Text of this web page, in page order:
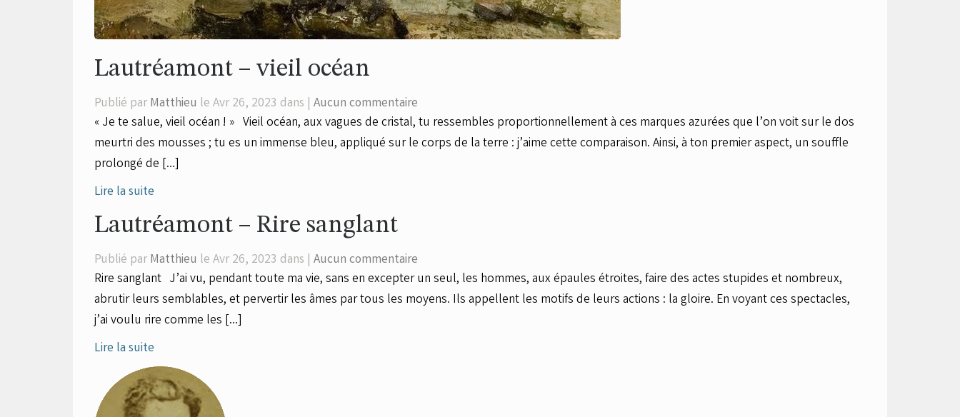
Lautréamont – vieil océan
Publié par Matthieu le Avr 26, 2023 dans | Aucun commentaire
« Je te salue, vieil océan ! » Vieil océan, aux vagues de cristal, tu ressembles proportionnellement à ces marques azurées que l’on voit sur le dos
meurtri des mousses ; tu es un immense bleu, appliqué sur le corps de la terre : j’aime cette comparaison. Ainsi, à ton premier aspect, un souffle
prolongé de […]
Lire la suite
Lautréamont – Rire sanglant
Publié par Matthieu le Avr 26, 2023 dans | Aucun commentaire
Rire sanglant J’ai vu, pendant toute ma vie, sans en excepter un seul, les hommes, aux épaules étroites, faire des actes stupides et nombreux,
abrutir leurs semblables, et pervertir les âmes par tous les moyens. Ils appellent les motifs de leurs actions : la gloire. En voyant ces spectacles,
j’ai voulu rire comme les […]
Lire la suite